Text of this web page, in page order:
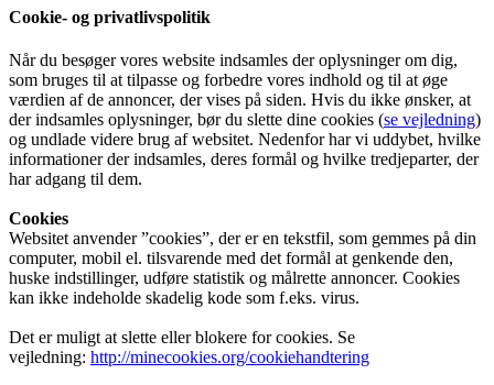
Cookie- og privatlivspolitik
Når du besøger vores website indsamles der oplysninger om dig,
som bruges til at tilpasse og forbedre vores indhold og til at øge
værdien af de annoncer, der vises på siden. Hvis du ikke ønsker, at
der indsamles oplysninger, bør du slette dine cookies (se vejledning)
og undlade videre brug af websitet. Nedenfor har vi uddybet, hvilke
informationer der indsamles, deres formål og hvilke tredjeparter, der
har adgang til dem.
Cookies
Websitet anvender ”cookies”, der er en tekstfil, som gemmes på din
computer, mobil el. tilsvarende med det formål at genkende den,
huske indstillinger, udføre statistik og målrette annoncer. Cookies
kan ikke indeholde skadelig kode som f.eks. virus.
Det er muligt at slette eller blokere for cookies. Se
vejledning: http://minecookies.org/cookiehandtering